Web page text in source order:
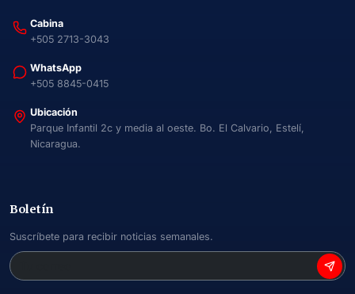
Cabina
+505 2713-3043
WhatsApp
+505 8845-0415
Ubicación
Parque Infantil 2c y media al oeste. Bo. El Calvario, Estelí,
Nicaragua.
Boletín
Suscríbete para recibir noticias semanales.